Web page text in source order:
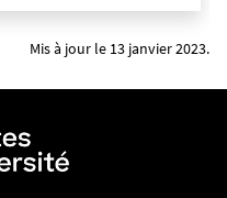
Mis à jour le 13 janvier 2023.